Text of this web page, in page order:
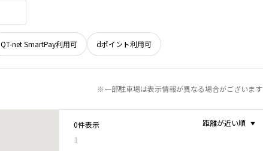
QT-net SmartPay利用可 dポイント利用可
※一部駐車場は表示情報が異なる場合がございます
0件表示
1
距離が近い順